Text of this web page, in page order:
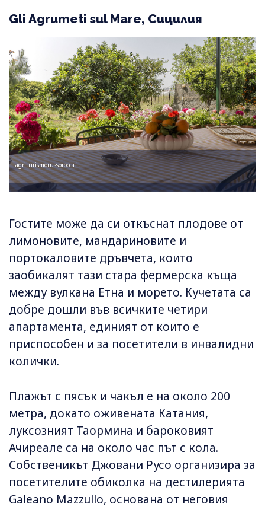
Gli Agrumeti sul Mare, Сицилия
agriturismorussorocca.it
Гостите може да си откъснат плодове от
лимоновите, мандариновите и
портокаловите дръвчета, които
заобикалят тази стара фермерска къща
между вулкана Етна и морето. Кучетата са
добре дошли във всичките четири
апартамента, единият от които е
приспособен и за посетители в инвалидни
колички.
Плажът с пясък и чакъл е на около 200
метра, докато оживената Катания,
луксозният Таормина и бароковият
Ачиреале са на около час път с кола.
Собственикът Джовани Русо организира за
посетителите обиколка на дестилерията
Galeano Mazzullo, основана от неговия